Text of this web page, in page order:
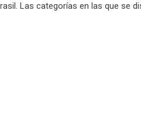
Las categorías en las que se